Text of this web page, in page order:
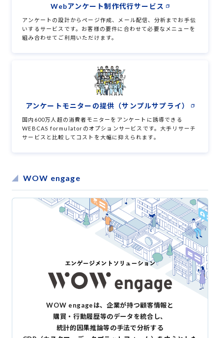
Webアンケート制作代行サービス
アンケートの設計からページ作成、メール配信、分析までお手伝
いするサービスです。 お客様の要件に合わせて必要なメニューを
組み合わせてご利用いただけます。
アンケートモニターの提供（サンプルサプライ）
国内600万人超の消費者モニターをアンケートに誘導できる
WEBCAS formulatorのオプションサービスです。大手リサーチ
サービスと比較してコストを大幅に抑えられます。
WOW engage
WOW engageは、企業が持つ顧客情報と
購買・行動履歴等のデータを統合し、
統計的因果推論等の手法で分析する